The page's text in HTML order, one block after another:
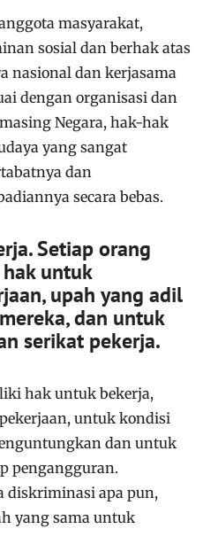
masyarakat,
sosial dan berhak atas
nasional dan kerjasama
dengan organisasi dan
Negara, hak-hak
yang sangat
dan
secara bebas.
Setiap orang
untuk
upah yang adil
dan untuk
serikat pekerja.
hak untuk bekerja,
untuk kondisi
dan untuk
pengangguran.
diskriminasi apa pun,
yang sama untuk